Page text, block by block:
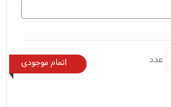
عدد اتمام موجودی